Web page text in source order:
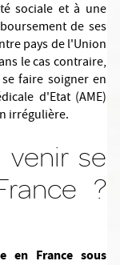
sociale et à une
de ses
pays de l'Union
le cas contraire,
faire soigner en
d'Etat (AME)
irrégulière.
venir se
?
en France sous